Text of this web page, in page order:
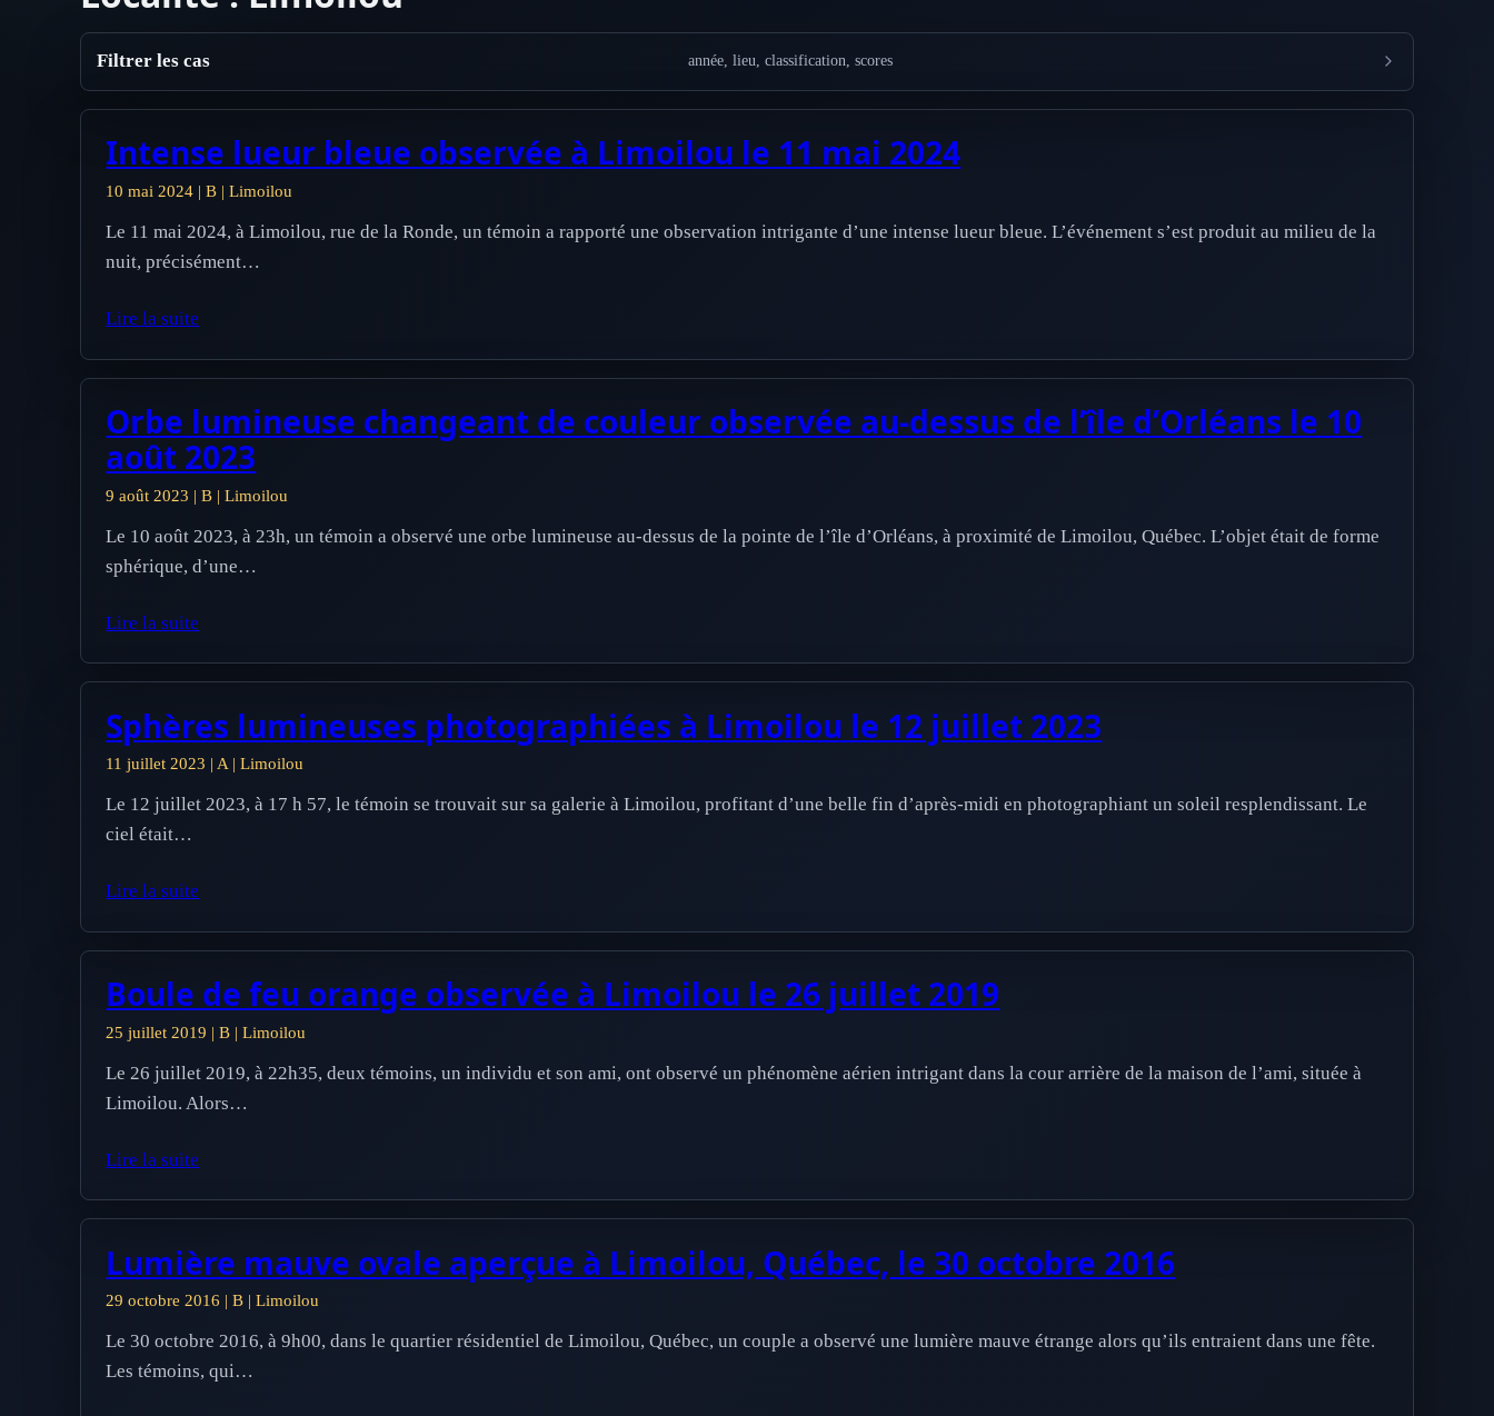
Filtrer les cas année, lieu, classification, scores
Intense lueur bleue observée à Limoilou le 11 mai 2024
10 mai 2024 | B | Limoilou
Le 11 mai 2024, à Limoilou, rue de la Ronde, un témoin a rapporté une observation intrigante d’une intense lueur bleue. L’événement s’est produit au milieu de la
nuit, précisément…
Lire la suite
Orbe lumineuse changeant de couleur observée au-dessus de l’île d’Orléans le 10
août 2023
9 août 2023 | B | Limoilou
Le 10 août 2023, à 23h, un témoin a observé une orbe lumineuse au-dessus de la pointe de l’île d’Orléans, à proximité de Limoilou, Québec. L’objet était de forme
sphérique, d’une…
Lire la suite
Sphères lumineuses photographiées à Limoilou le 12 juillet 2023
11 juillet 2023 | A | Limoilou
Le 12 juillet 2023, à 17 h 57, le témoin se trouvait sur sa galerie à Limoilou, profitant d’une belle fin d’après-midi en photographiant un soleil resplendissant. Le
ciel était…
Lire la suite
Boule de feu orange observée à Limoilou le 26 juillet 2019
25 juillet 2019 | B | Limoilou
Le 26 juillet 2019, à 22h35, deux témoins, un individu et son ami, ont observé un phénomène aérien intrigant dans la cour arrière de la maison de l’ami, située à
Limoilou. Alors…
Lire la suite
Lumière mauve ovale aperçue à Limoilou, Québec, le 30 octobre 2016
29 octobre 2016 | B | Limoilou
Le 30 octobre 2016, à 9h00, dans le quartier résidentiel de Limoilou, Québec, un couple a observé une lumière mauve étrange alors qu’ils entraient dans une fête.
Les témoins, qui…